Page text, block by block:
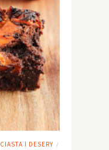
CIASTA I DESERY /